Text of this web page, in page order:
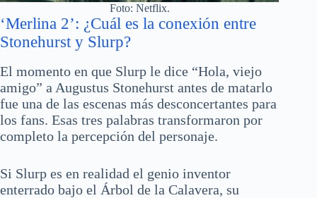
Foto: Netflix.
‘Merlina 2’: ¿Cuál es la conexión entre
Stonehurst y Slurp?
El momento en que Slurp le dice “Hola, viejo
amigo” a Augustus Stonehurst antes de matarlo
fue una de las escenas más desconcertantes para
los fans. Esas tres palabras transformaron por
completo la percepción del personaje.
Si Slurp es en realidad el genio inventor
enterrado bajo el Árbol de la Calavera, su